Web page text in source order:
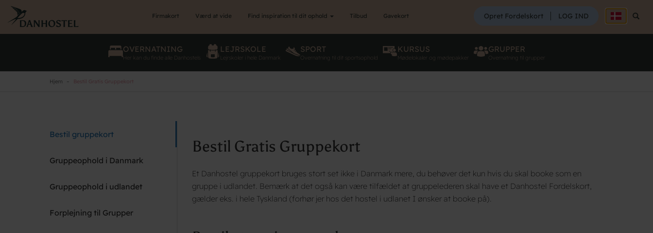
main
content
SØG
Søg
Opret Fordelskort LOG IND
Firmakort Værd at vide Find inspiration til dit ophold Tilbud Gavekort
OVERNATNING
Her kan du finde alle Danhostels
LEJRSKOLE
Lejrskoler i hele Danmark
SPORT
Overnatning til dit sportsophold
KURSUS
Mødelokaler og mødepakker
GRUPPER
Overnatning til grupper
Hjem
Bestil gruppekort
Gruppeophold i Danmark
Gruppeophold i udlandet
Forplejning til Grupper
Bestil Gratis Gruppekort
Et Danhostel gruppekort bruges stort set ikke i Danmark mere, du behøver det kun hvis du skal booke som en
gruppe i udlandet. Bemærk at det også kan være tilfældet at gruppelederen skal have et Danhostel Fordelskort,
gælder eks. i hele Tyskland (forhør jer hos det hostel i udlanet I ønsker at booke på).